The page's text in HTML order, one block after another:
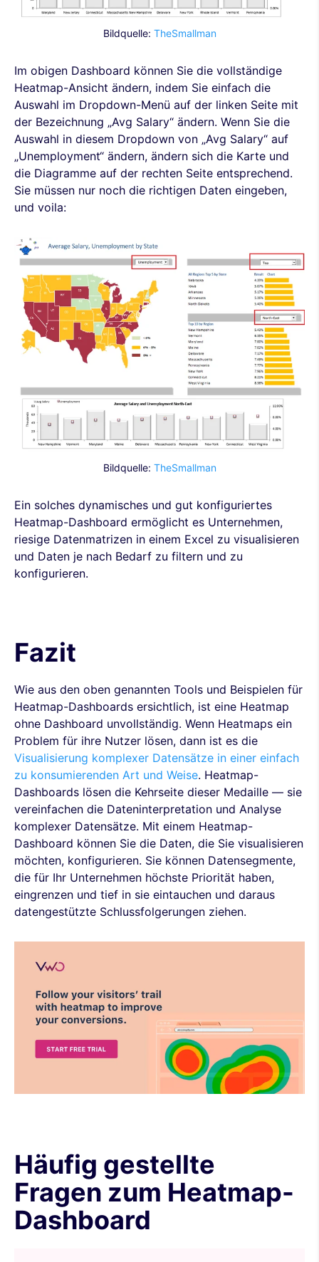
Bildquelle: TheSmallman
Im obigen Dashboard können Sie die vollständige
Heatmap-Ansicht ändern, indem Sie einfach die
Auswahl im Dropdown-Menü auf der linken Seite mit
der Bezeichnung „Avg Salary“ ändern. Wenn Sie die
Auswahl in diesem Dropdown von „Avg Salary“ auf
„Unemployment“ ändern, ändern sich die Karte und
die Diagramme auf der rechten Seite entsprechend.
Sie müssen nur noch die richtigen Daten eingeben,
und voila:
Bildquelle: TheSmallman
Ein solches dynamisches und gut konfiguriertes
Heatmap-Dashboard ermöglicht es Unternehmen,
riesige Datenmatrizen in einem Excel zu visualisieren
und Daten je nach Bedarf zu filtern und zu
konfigurieren.
Fazit
Wie aus den oben genannten Tools und Beispielen für
Heatmap-Dashboards ersichtlich, ist eine Heatmap
ohne Dashboard unvollständig. Wenn Heatmaps ein
Problem für ihre Nutzer lösen, dann ist es die
Visualisierung komplexer Datensätze in einer einfach
zu konsumierenden Art und Weise. Heatmap-
Dashboards lösen die Kehrseite dieser Medaille — sie
vereinfachen die Dateninterpretation und Analyse
komplexer Datensätze. Mit einem Heatmap-
Dashboard können Sie die Daten, die Sie visualisieren
möchten, konfigurieren. Sie können Datensegmente,
die für Ihr Unternehmen höchste Priorität haben,
eingrenzen und tief in sie eintauchen und daraus
datengestützte Schlussfolgerungen ziehen.
Häufig gestellte
Fragen zum Heatmap-
Dashboard